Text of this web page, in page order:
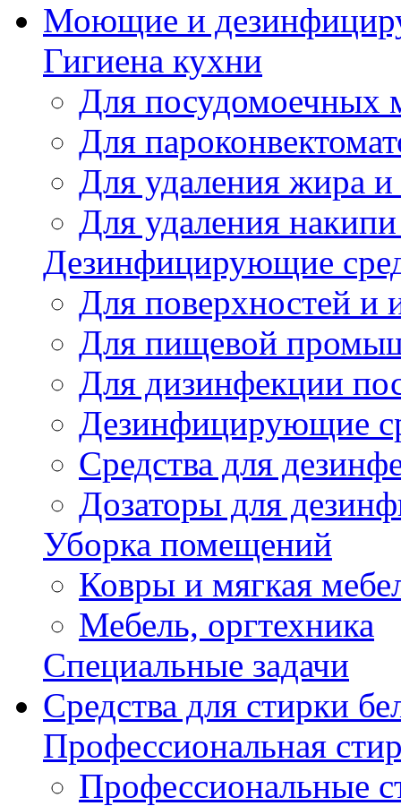
Моющие и
Гигиена кухни
Для посудомоечных
Для
Для удаления жира и
Для удаления
Дезинфицирующие
Для поверхностей и
Для пищевой
Для дизинфекции
Дезинфицирующие
Cредства для
Дозаторы для
Уборка помещений
Ковры и мягкая
Мебель, оргтехника
Специальные задачи
Средства для стирки
Профессиональная
Профессиональные